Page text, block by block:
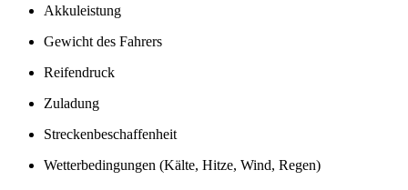
Akkuleistung
Gewicht des Fahrers
Reifendruck
Zuladung
Streckenbeschaffenheit
Wetterbedingungen (Kälte, Hitze, Wind, Regen)